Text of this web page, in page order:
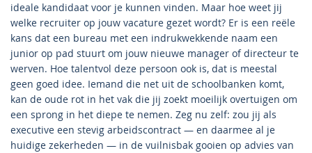
ideale kandidaat voor je kunnen vinden. Maar hoe weet jij
welke recruiter op jouw vacature gezet wordt? Er is een reële
kans dat een bureau met een indrukwekkende naam een
junior op pad stuurt om jouw nieuwe manager of directeur te
werven. Hoe talentvol deze persoon ook is, dat is meestal
geen goed idee. Iemand die net uit de schoolbanken komt,
kan de oude rot in het vak die jij zoekt moeilijk overtuigen om
een sprong in het diepe te nemen. Zeg nu zelf: zou jij als
executive een stevig arbeidscontract — en daarmee al je
huidige zekerheden — in de vuilnisbak gooien op advies van